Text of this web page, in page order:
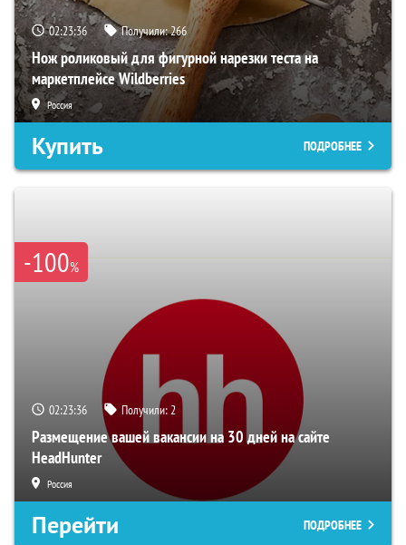
02:23:35 Получили:266
Нож роликовый для фигурной нарезки теста на
маркетплейсе Wildberries
Россия
Купить ПОДРОБНЕЕ
-100%
02:23:35 Получили:2
Размещение вашей вакансии на 30 дней на сайте
HeadHunter
Россия
Перейти ПОДРОБНЕЕ